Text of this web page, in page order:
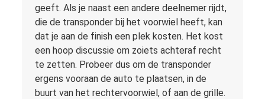
geeft. Als je naast een andere deelnemer rijdt,
die de transponder bij het voorwiel heeft, kan
dat je aan de finish een plek kosten. Het kost
een hoop discussie om zoiets achteraf recht
te zetten. Probeer dus om de transponder
ergens vooraan de auto te plaatsen, in de
buurt van het rechtervoorwiel, of aan de grille.